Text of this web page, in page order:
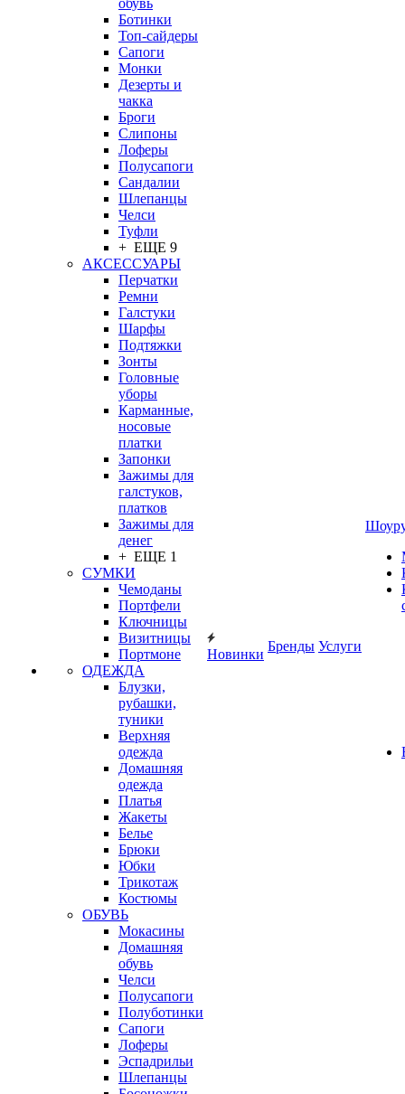
обувь
Ботинки
Топ-сайдеры
Сапоги
Монки
Дезерты и
чакка
Броги
Слипоны
Лоферы
Полусапоги
Сандалии
Шлепанцы
Челси
Туфли
+ ЕЩЕ 9
АКСЕССУАРЫ
Перчатки
Ремни
Галстуки
Шарфы
Подтяжки
Зонты
Головные
уборы
Карманные,
носовые
платки
Запонки
Зажимы для
галстуков,
платков
Зажимы для
денег
+ ЕЩЕ 1
СУМКИ
Чемоданы
Портфели
Ключницы
Визитницы
Портмоне
ОДЕЖДА
Блузки,
рубашки,
туники
Верхняя
одежда
Домашняя
одежда
Платья
Жакеты
Белье
Брюки
Юбки
Трикотаж
Костюмы
ОБУВЬ
Мокасины
Домашняя
обувь
Челси
Полусапоги
Полуботинки
Сапоги
Лоферы
Эспадрильи
Шлепанцы
Новинки
Бренды Услуги